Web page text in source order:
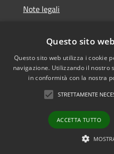
Note legali
Accessibilità
Mappa del sito
Questo sito
Questo sito web utilizza i cookie
navigazione. Utilizzando il nostro
in conformità con la nostra
STRETTAMENTE
ACCETTA TUTTO